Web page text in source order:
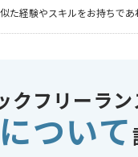
た経験やスキルをお持ちであ
システム開発
参画実績あり
クフリーラン
ついて